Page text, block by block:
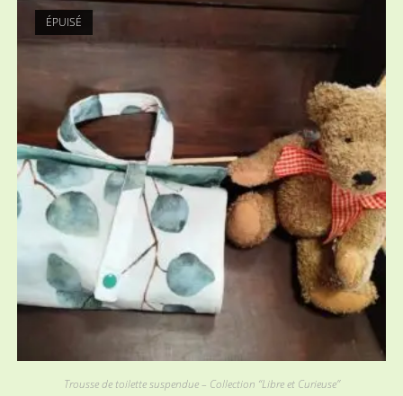
ÉPUISÉ
Trousse de toilette suspendue – Collection “Libre et Curieuse”